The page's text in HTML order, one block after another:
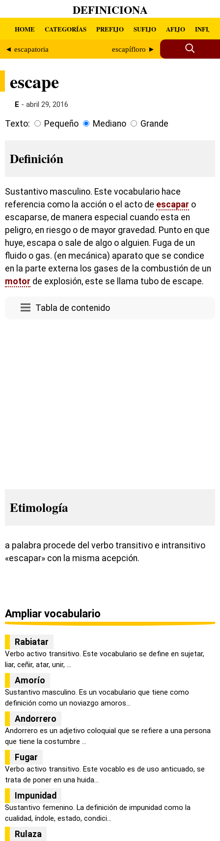
DEFINICIONA
HOME CATEGORÍAS PREFIJO SUFIJO AFIJO INFIJO
◄ escapatoria escapífloro ►
escape
E - abril 29, 2016
Texto: Pequeño Mediano Grande
Definición
Sustantivo masculino. Este vocabulario hace
referencia como la acción o el acto de escapar o
escaparse, de manera especial cuando esta en
peligro, en riesgo o de mayor gravedad. Punto en que
huye, escapa o sale de algo o alguien. Fuga de un
fluido o gas. (en mecánica) aparato que se condice
en la parte externa los gases de la combustión de un
motor de explosión, este se llama tubo de escape.
Tabla de contenido
Etimología
a palabra procede del verbo transitivo e intransitivo
«escapar» con la misma acepción.
Ampliar vocabulario
Rabiatar
Verbo activo transitivo. Este vocabulario se define en sujetar,
liar, ceñir, atar, unir, ...
Amorío
Sustantivo masculino. Es un vocabulario que tiene como
definición como un noviazgo amoros...
Andorrero
Andorrero es un adjetivo coloquial que se refiere a una persona
que tiene la costumbre ...
Fugar
Verbo activo transitivo. Este vocablo es de uso anticuado, se
trata de poner en una huida...
Impunidad
Sustantivo femenino. La definición de impunidad como la
cualidad, índole, estado, condici...
Rulaza